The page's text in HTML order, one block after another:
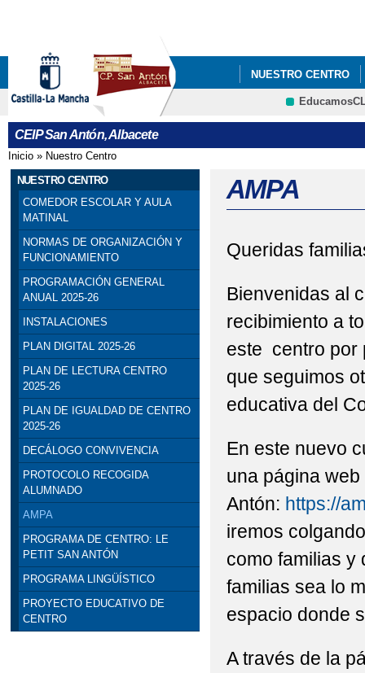
NUESTRO CENTRO
PROGRAMA PROA+
CEIP San Antón, Albacete
Se encuentra usted aquí
Inicio » Nuestro Centro
NUESTRO CENTRO
COMEDOR ESCOLAR Y AULA
MATINAL
NORMAS DE ORGANIZACIÓN Y
FUNCIONAMIENTO
PROGRAMACIÓN GENERAL
ANUAL 2025-26
INSTALACIONES
PLAN DIGITAL 2025-26
PLAN DE LECTURA CENTRO
2025-26
PLAN DE IGUALDAD DE CENTRO
2025-26
DECÁLOGO CONVIVENCIA
PROTOCOLO RECOGIDA
ALUMNADO
AMPA
PROGRAMA DE CENTRO: LE
PETIT SAN ANTÓN
PROGRAMA LINGÜÍSTICO
PROYECTO EDUCATIVO DE
CENTRO
AMPA
Queridas
Bienvenidas al
recibimiento a
este centro por
que seguimos
educativa del
En este nuevo
una página web
Antón: https://
iremos
como familias y
familias sea lo
espacio donde
A través de la